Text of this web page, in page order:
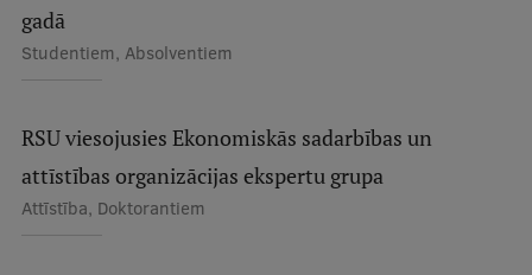
Ētikas un līdztiesības mācības
gadā
Studentiem, Absolventiem
RSU viesojusies Ekonomiskās sadarbības un
attīstības organizācijas ekspertu grupa
Attīstība, Doktorantiem